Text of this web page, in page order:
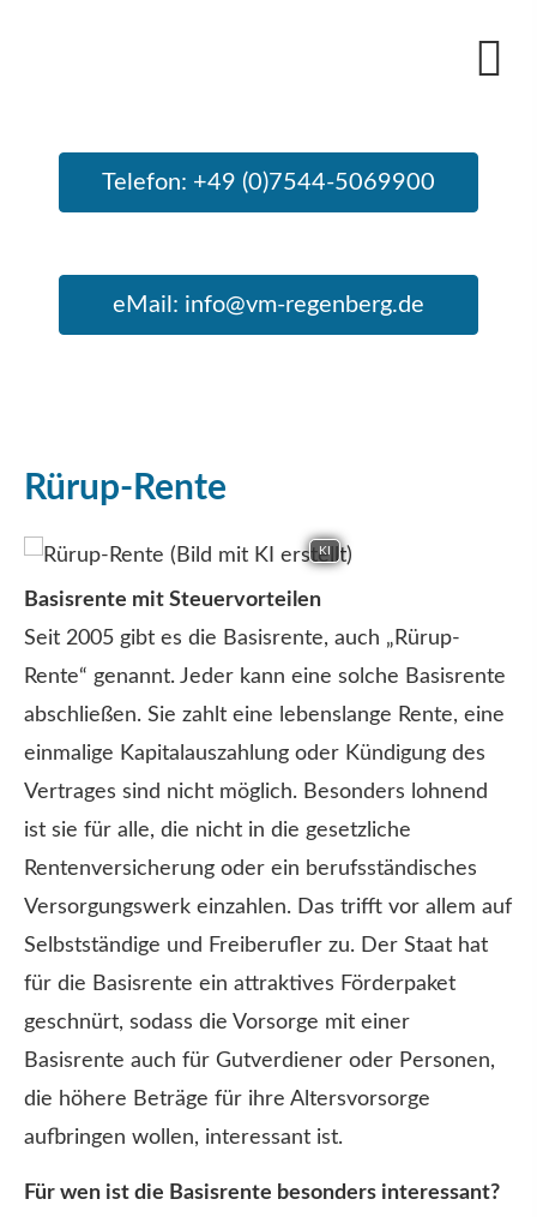
Telefon: +49 (0)7544-5069900
eMail: info@vm-regenberg.de
Rürup-Rente
KI
Basisrente mit Steuervorteilen
Seit 2005 gibt es die Basisrente, auch „Rürup-
Rente“ genannt. Jeder kann eine solche Basisrente
abschließen. Sie zahlt eine lebenslange Rente, eine
einmalige Kapitalauszahlung oder Kündigung des
Vertrages sind nicht möglich. Besonders lohnend
ist sie für alle, die nicht in die gesetzliche
Rentenversicherung oder ein berufsständisches
Versorgungswerk einzahlen. Das trifft vor allem auf
Selbstständige und Freiberufler zu. Der Staat hat
für die Basisrente ein attraktives Förderpaket
geschnürt, sodass die Vorsorge mit einer
Basisrente auch für Gutverdiener oder Per­sonen,
die höhere Beträge für ihre Alters­vorsorge
aufbringen wollen, interessant ist.
Für wen ist die Basisrente besonders interessant?